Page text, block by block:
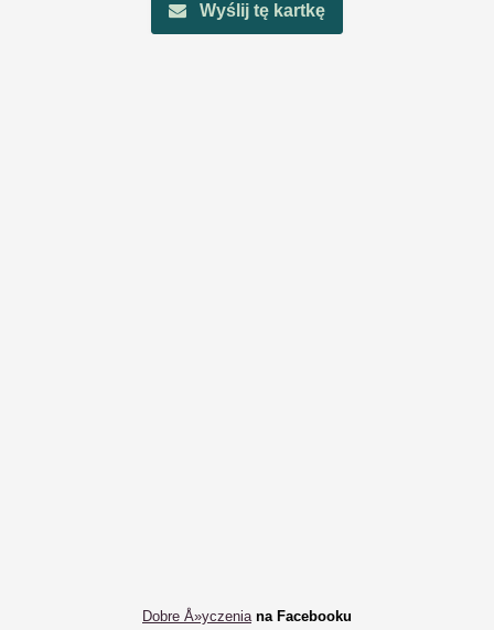
Wyślij tę kartkę
Dobre Å»yczeniana Facebooku